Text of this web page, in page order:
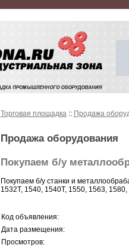
Торговая площадка:: Продажа
Продажа оборудования
Покупаем б/у
Покупаем б/у станки и
1532Т, 1540, 1540Т, 1550, 1563,
Код объявления:
Дата размещения:
Просмотров: